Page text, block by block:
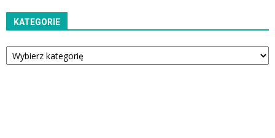
KATEGORIE
Kategorie